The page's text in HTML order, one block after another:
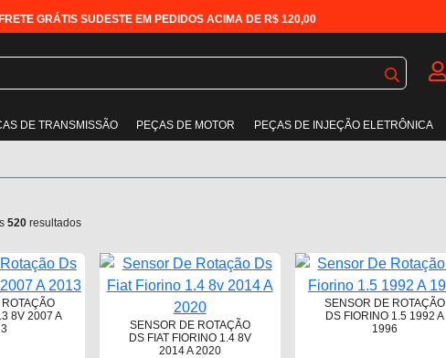
FRETE GRÁTIS SUDESTE EM PEDIDOS ACIMA DE R$ 120,00
DE TRANSMISSÃO PEÇAS DE MOTOR PEÇAS DE INJEÇÃO ELETRÔNICA
520 resultados
8V 2007 A
SENSOR DE ROTAÇÃO
DS FIAT FIORINO 1.4 8V
2014 A 2020
SENSOR DE ROTAÇÃO
DS FIORINO 1.5 1992 A
1996